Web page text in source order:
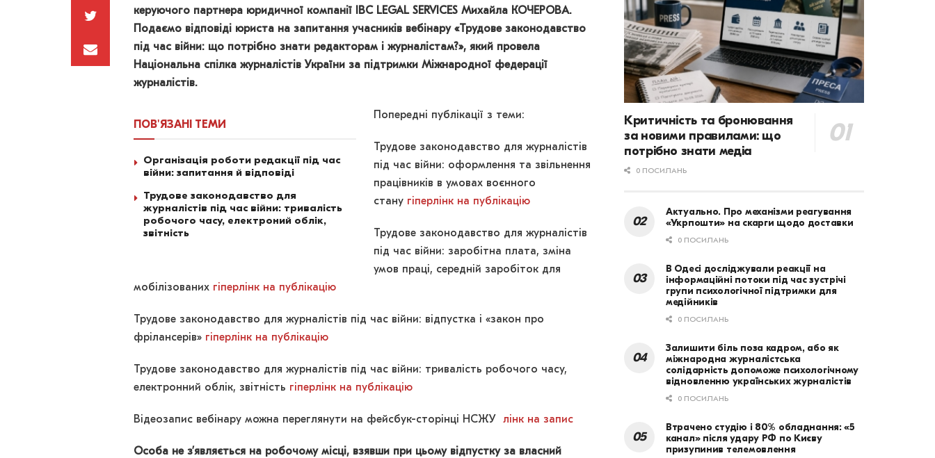
керуючого партнера юридичної компанії IBC LEGAL SERVICES Михайла КОЧЕРОВА.
Подаємо відповіді юриста на запитання учасників вебінару «Трудове законодавство
під час війни: що потрібно знати редакторам і журналістам?», який провела
Національна спілка журналістів України за підтримки Міжнародної федерації
журналістів.
ПОВ'ЯЗАНІ ТЕМИ
Організація роботи редакції під час
війни: запитання й відповіді
Трудове законодавство для
журналістів під час війни: тривалість
робочого часу, електроний облік,
звітність
Попередні публікації з теми:
Трудове законодавство для журналістів
під час війни: оформлення та звільнення
працівників в умовах воєнного
стану гіперлінк на публікацію
Трудове законодавство для журналістів
під час війни: заробітна плата, зміна
умов праці, середній заробіток для
мобілізованих гіперлінк на публікацію
Трудове законодавство для журналістів під час війни: відпустка і «закон про
фрілансерів» гіперлінк на публікацію
Трудове законодавство для журналістів під час війни: тривалість робочого часу,
електронний облік, звітність гіперлінк на публікацію
Відеозапис вебінару можна переглянути на фейсбук-сторінці НСЖУ лінк на запис
Особа не з’являється на робочому місці, взявши при цьому відпустку за власний
Критичність та бронювання
за новими правилами: що
потрібно знати медіа
0 ПОСИЛАНЬ
Актуально. Про механізми реагування
«Укрпошти» на скарги щодо доставки
0 ПОСИЛАНЬ
В Одесі досліджували реакції на
інформаційні потоки під час зустрічі
групи психологічної підтримки для
медійників
0 ПОСИЛАНЬ
Залишити біль поза кадром, або як
міжнародна журналістська
солідарність допоможе психологічному
відновленню українських журналістів
0 ПОСИЛАНЬ
Втрачено студію і 80% обладнання: «5
канал» після удару РФ по Києву
призупинив телемовлення